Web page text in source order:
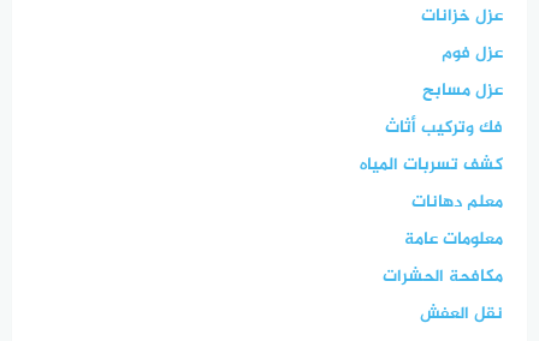
عزل خزانات
عزل فوم
عزل مسابح
فك وتركيب أثاث
كشف تسربات المياه
معلم دهانات
معلومات عامة
مكافحة الحشرات
نقل العفش